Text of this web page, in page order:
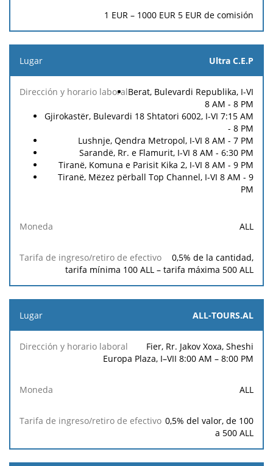
1 EUR – 1000 EUR 5 EUR de comisión
Ultra C.E.P
Berat, Bulevardi Republika, I-VI
8 AM - 8 PM
Gjirokastër, Bulevardi 18 Shtatori 6002, I-VI 7:15 AM
- 8 PM
Lushnje, Qendra Metropol, I-VI 8 AM - 7 PM
Sarandë, Rr. e Flamurit, I-VI 8 AM - 6:30 PM
Tiranë, Komuna e Parisit Kika 2, I-VI 8 AM - 9 PM
Tiranë, Mëzez përball Top Channel, I-VI 8 AM - 9
PM
ALL
0,5% de la cantidad,
tarifa mínima 100 ALL – tarifa máxima 500 ALL
ALL-TOURS.AL
Fier, Rr. Jakov Xoxa, Sheshi
Europa Plaza, I–VII 8:00 AM – 8:00 PM
ALL
0,5% del valor, de 100
a 500 ALL